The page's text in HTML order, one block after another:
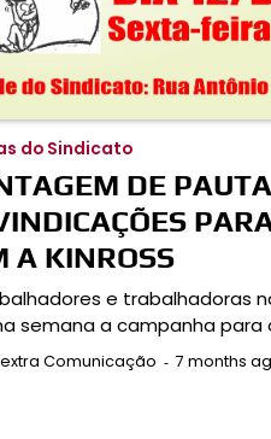
do Sindicato
DE
A KINROSS
e trabalhadoras
semana a campanha para
Comunicação 7 months